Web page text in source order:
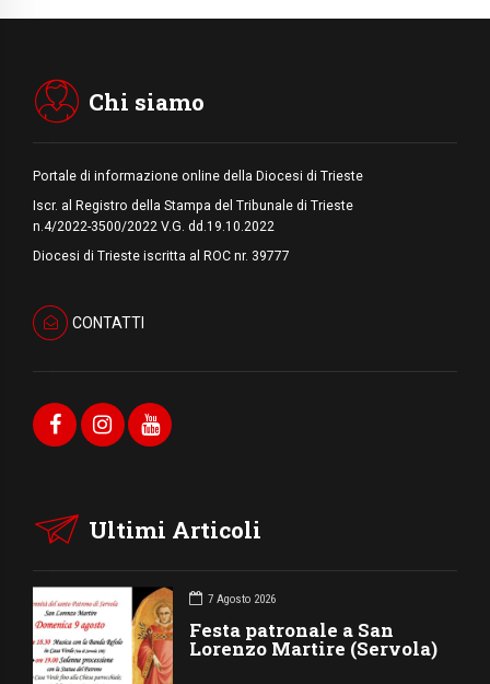
Chi siamo
Portale di informazione online della Diocesi di Trieste
Iscr. al Registro della Stampa del Tribunale di Trieste
n.4/2022-3500/2022 V.G. dd.19.10.2022
Diocesi di Trieste iscritta al ROC nr. 39777
CONTATTI
Ultimi Articoli
7 Agosto 2026
Festa patronale a San
Lorenzo Martire (Servola)